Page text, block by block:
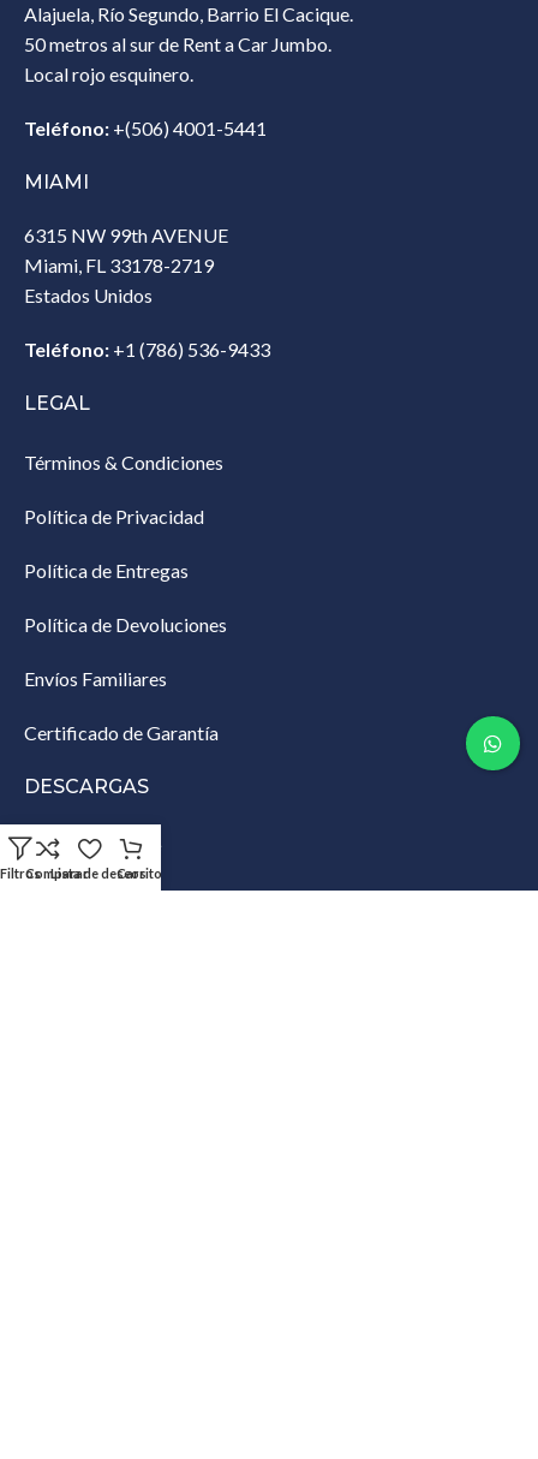
Alajuela, Río Segundo, Barrio El Cacique.
50 metros al sur de Rent a Car Jumbo.
Local rojo esquinero.
Teléfono: +(506) 4001-5441
MIAMI
6315 NW 99th AVENUE
Miami, FL 33178-2719
Estados Unidos‎
Teléfono: +1 (786) 536-9433‎
LEGAL
Términos & Condiciones
Política de Privacidad
Política de Entregas
Política de Devoluciones
Envíos Familiares
Certificado de Garantía
DESCARGAS
Lista de Empaque
Productos Restringidos
FiltrosComparar
Lista de deseos
Carrito